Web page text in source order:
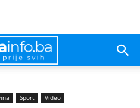
Sport Video